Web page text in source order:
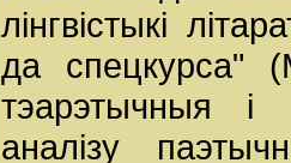
лінгвістыкі
да спецкурса"
тэарэтычныя і
аналізу